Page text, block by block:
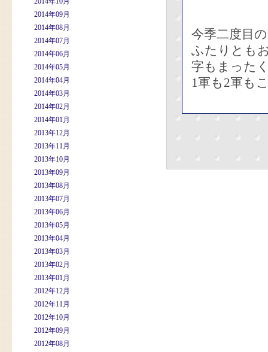
2014年09月
2014年08月
2014年07月
2014年06月
2014年05月
2014年04月
2014年03月
2014年02月
2014年01月
2013年12月
2013年11月
2013年10月
2013年09月
2013年08月
2013年07月
2013年06月
2013年05月
2013年04月
2013年03月
2013年02月
2013年01月
2012年12月
2012年11月
2012年10月
2012年09月
2012年08月
今季二度目
ふたりとも
字もまった
1軍も2軍も